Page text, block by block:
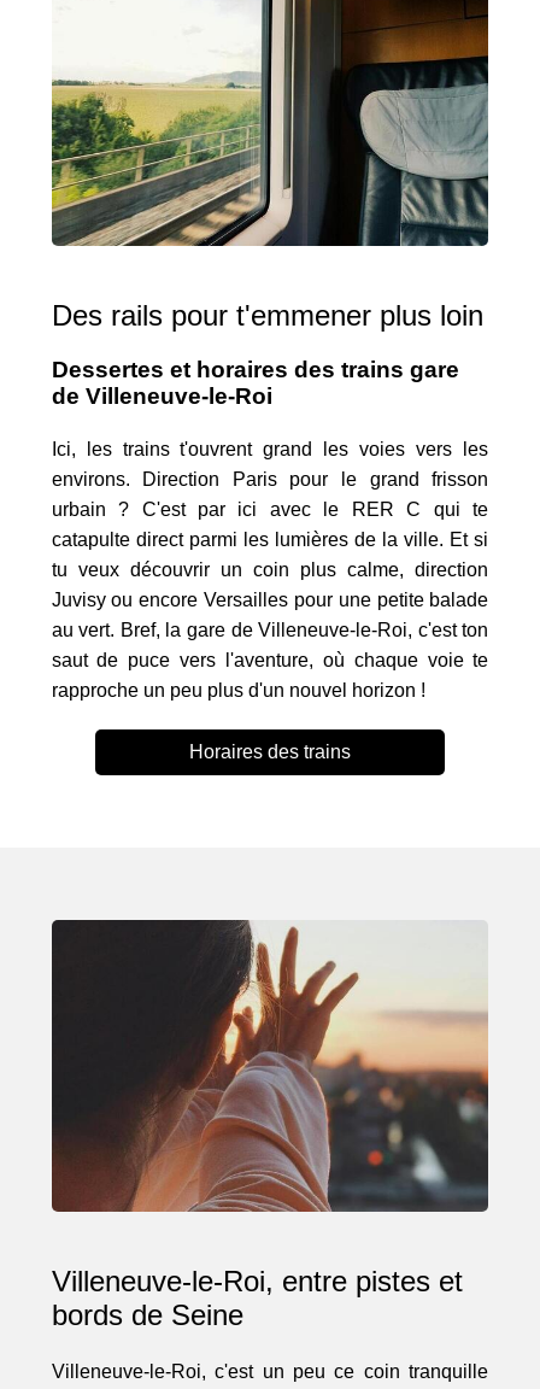
Des rails pour t'emmener plus loin
Dessertes et horaires des trains gare
de Villeneuve-le-Roi
Ici, les trains t'ouvrent grand les voies vers les
environs. Direction Paris pour le grand frisson
urbain ? C'est par ici avec le RER C qui te
catapulte direct parmi les lumières de la ville. Et si
tu veux découvrir un coin plus calme, direction
Juvisy ou encore Versailles pour une petite balade
au vert. Bref, la gare de Villeneuve-le-Roi, c'est ton
saut de puce vers l'aventure, où chaque voie te
rapproche un peu plus d'un nouvel horizon !
Horaires des trains
Villeneuve-le-Roi, entre pistes et
bords de Seine
Villeneuve-le-Roi, c'est un peu ce coin tranquille